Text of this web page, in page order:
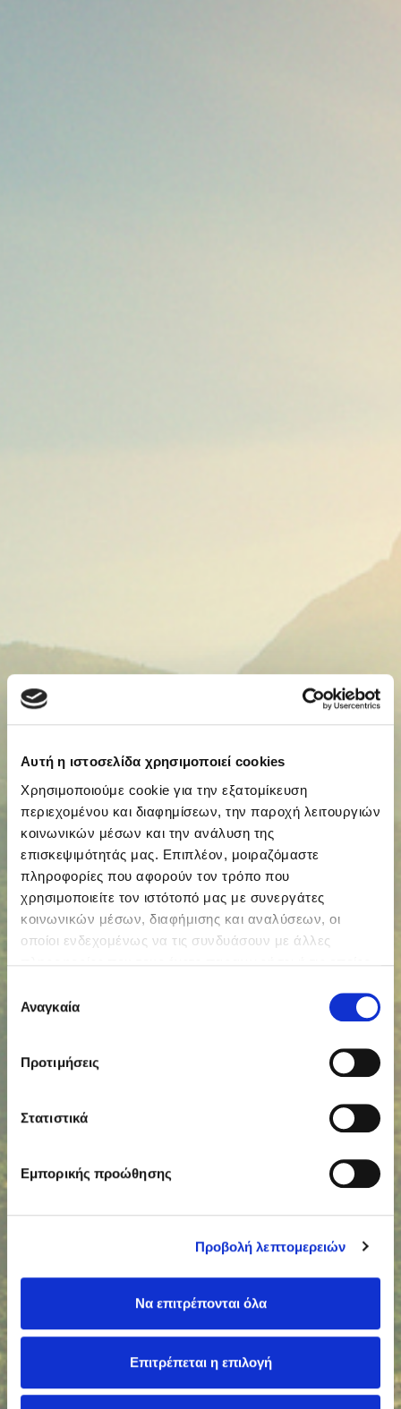
Αυτή η ιστοσελίδα χρησιμοποιεί cookies
Χρησιμοποιούμε cookie για την εξατομίκευση
περιεχομένου και διαφημίσεων, την παροχή λειτουργιών
κοινωνικών μέσων και την ανάλυση της
επισκεψιμότητάς μας. Επιπλέον, μοιραζόμαστε
πληροφορίες που αφορούν τον τρόπο που
χρησιμοποιείτε τον ιστότοπό μας με συνεργάτες
κοινωνικών μέσων, διαφήμισης και αναλύσεων, οι
οποίοι ενδεχομένως να τις συνδυάσουν με άλλες
των υπηρεσιών τους.
συγκατάθεσης
Αναγκαία
Προτιμήσεις
Στατιστικά
Εμπορικής προώθησης
Προβολή λεπτομερειών
Να επιτρέπονται όλα
Επιτρέπεται η επιλογή